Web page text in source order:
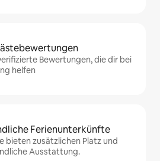
Bewertungen, die dir bei
helfen
Ferienunterkünfte
bieten zusätzlichen Platz und
Ausstattung.